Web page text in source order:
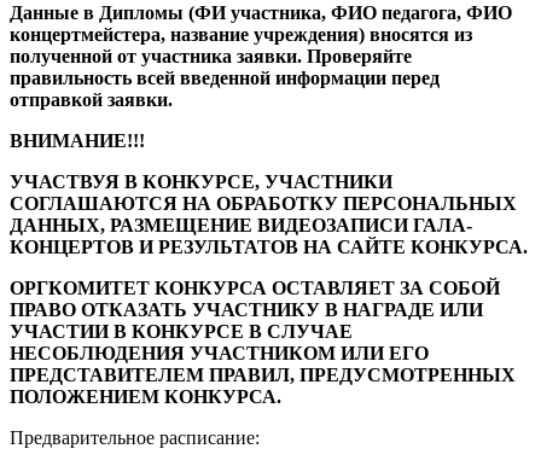
Данные в Дипломы (ФИ участника, ФИО педагога, ФИО
концертмейстера, название учреждения) вносятся из
полученной от участника заявки. Проверяйте
правильность всей введенной информации перед
отправкой заявки.
ВНИМАНИЕ!!!
УЧАСТВУЯ В КОНКУРСЕ, УЧАСТНИКИ
СОГЛАШАЮТСЯ НА ОБРАБОТКУ ПЕРСОНАЛЬНЫХ
ДАННЫХ, РАЗМЕЩЕНИЕ ВИДЕОЗАПИСИ ГАЛА-
КОНЦЕРТОВ И РЕЗУЛЬТАТОВ НА САЙТЕ КОНКУРСА.
ОРГКОМИТЕТ КОНКУРСА ОСТАВЛЯЕТ ЗА СОБОЙ
ПРАВО ОТКАЗАТЬ УЧАСТНИКУ В НАГРАДЕ ИЛИ
УЧАСТИИ В КОНКУРСЕ В СЛУЧАЕ
НЕСОБЛЮДЕНИЯ УЧАСТНИКОМ ИЛИ ЕГО
ПРЕДСТАВИТЕЛЕМ ПРАВИЛ, ПРЕДУСМОТРЕННЫХ
ПОЛОЖЕНИЕМ КОНКУРСА.
Предварительное расписание: